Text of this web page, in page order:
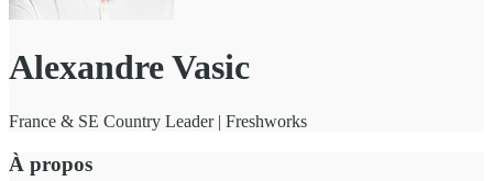
Alexandre Vasic
France & SE Country Leader | Freshworks
À propos